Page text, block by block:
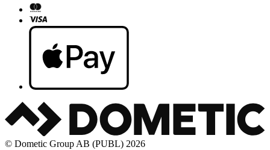
© Dometic Group AB (PUBL) 2026